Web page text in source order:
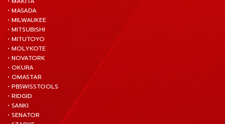
• MASADA
• MILWAUKEE
• MITSUBISHI
• MITUTOYO
• MOLYKOTE
• NOVATORK
• OKURA
• OMASTAR
• PBSWISSTOOLS
• RIDGID
• SANKI
• SENATOR